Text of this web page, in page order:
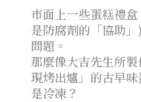
市面上一些蛋糕禮
是防腐劑的「協助
問題。
那麼像大吉先生所
現烤出爐」的古早
是冷凍？